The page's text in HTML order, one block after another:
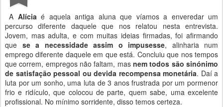
A Alíciaé aquela antiga aluna que víamos a enveredar um
percurso diferente daquele que nos relatou nesta entrevista.
Jovem, mas adulta, e com muitas ideias firmadas, foi afirmando
que se a necessidade assim o impusesse, alinharia num
emprego diferente daquele em que está. Concluiu que nos tempos
que correm, empregos não faltam, mas nem todos são sinónimo
de satisfação pessoal ou devida recompensa monetária. Daí a
luta por um sonho, uma luta de 3 anos frustrada por um pormenor
frio e ridículo, que colocou de parte, quem sabe, uma excelente
profissional. No mínimo sorridente, disso temos certeza.